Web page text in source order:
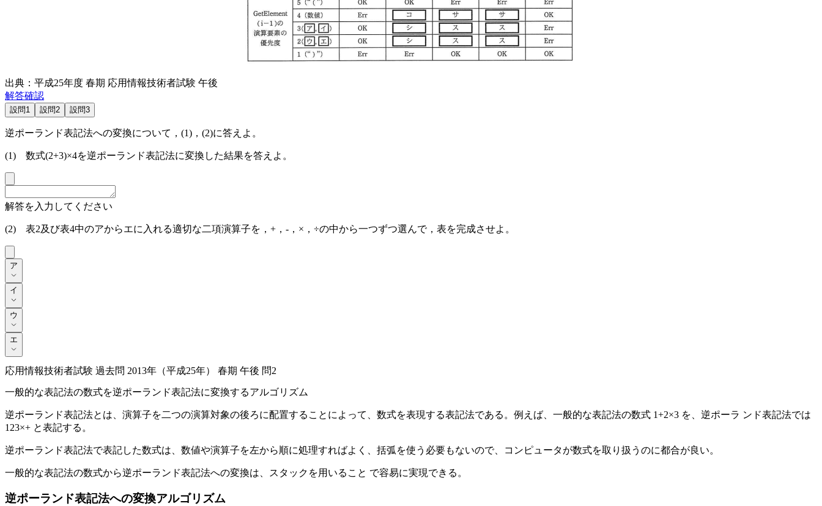
出典：平成25年度 春期 応用情報技術者試験 午後
解答確認
設問1 設問2 設問3
逆ポーランド表記法への変換について，(1)，(2)に答えよ。
(1) 数式(2+3)×4を逆ポーランド表記法に変換した結果を答えよ。
解答を入力してください
(2) 表2及び表4中のアからエに入れる適切な二項演算子を，+，-，×，÷の中から一つずつ選んで，表を完成させよ。
アア
イイ
ウウ
エエ
応用情報技術者試験 過去問 2013年（平成25年） 春期 午後 問2
一般的な表記法の数式を逆ポーランド表記法に変換するアルゴリズム
逆ポーランド表記法とは、演算子を二つの演算対象の後ろに配置することによって、数式を表現する表記法である。例えば、一般的な表記法の数式 1+2×3 を、逆ポーラ ンド表記法では
123×+ と表記する。
逆ポーランド表記法で表記した数式は、数値や演算子を左から順に処理すればよく、括弧を使う必要もないので、コンピュータが数式を取り扱うのに都合が良い。
一般的な表記法の数式から逆ポーランド表記法への変換は、スタックを用いること で容易に実現できる。
逆ポーランド表記法への変換アルゴリズム